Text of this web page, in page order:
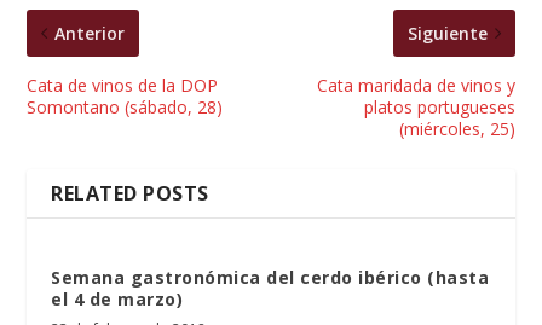
Anterior
Cata de vinos de la DOP
Somontano (sábado, 28)
Siguiente
Cata maridada de vinos y
platos portugueses
(miércoles, 25)
RELATED POSTS
Semana gastronómica del cerdo ibérico (hasta
el 4 de marzo)